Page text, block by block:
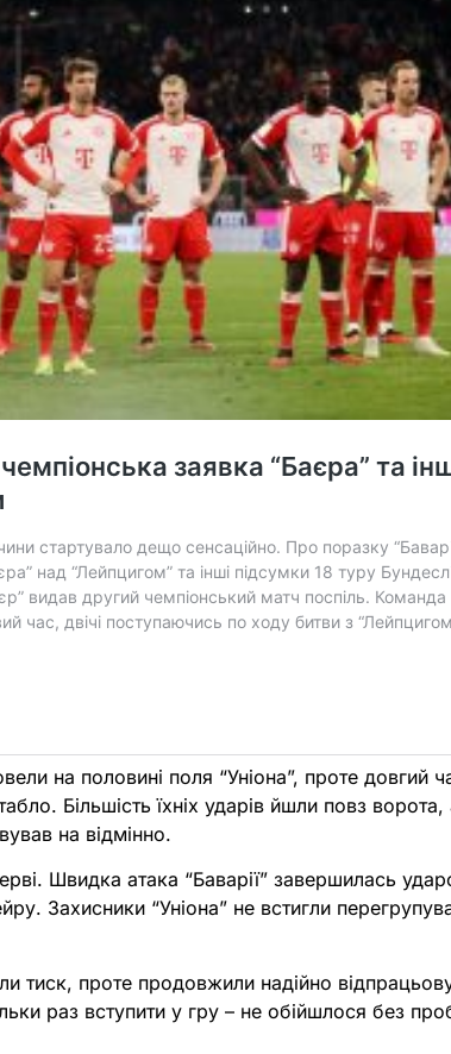
на половині поля “Уніона”, проте довгий
Більшість їхніх ударів йшли повз
на відмінно.
Швидка атака “Баварії” завершилась
Захисники “Уніона” не встигли
тиск, проте продовжили надійно
раз вступити у гру – не обійшлося без